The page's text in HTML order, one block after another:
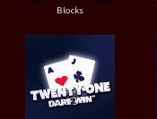
Blocks